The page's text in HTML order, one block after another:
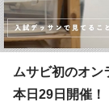
ムサビ初のオ
本日29日開催！